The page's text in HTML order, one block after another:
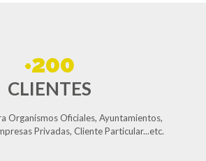
+200
CLIENTES
Organismos Oficiales, Ayuntamientos,
Privadas, Cliente Particular...etc.